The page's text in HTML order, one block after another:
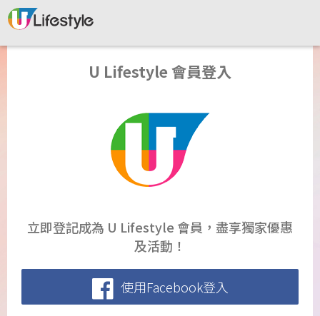
U Lifestyle 會員登入
立即登記成為 U Lifestyle 會員，盡享獨家優惠
及活動！
使用Facebook登入